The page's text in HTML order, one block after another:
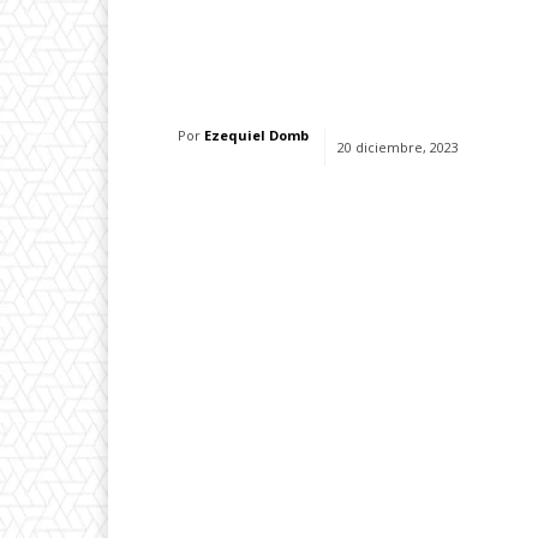
Por Ezequiel Domb
20 diciembre, 2023